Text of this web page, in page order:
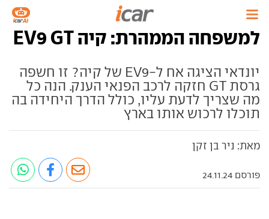
למשפחה הממהרת: קיה EV9 GT
יונדאי הציגה אח ל-EV9 של קיה? זו חשפה
גרסת GT חזקה לרכב הפנאי הענק. הנה כל
מה שצריך לדעת עליו, כולל הדרך היחידה בה
תוכלו לרכוש אותו בארץ
מאת: ניר בן זקן
פורסם 24.11.24